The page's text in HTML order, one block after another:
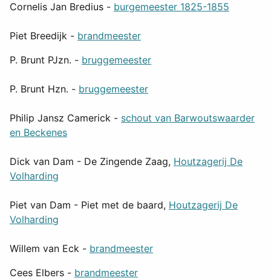
Cornelis Jan Bredius - burgemeester 1825-1855
Piet Breedijk - brandmeester
P. Brunt PJzn. - bruggemeester
P. Brunt Hzn. - bruggemeester
Philip Jansz Camerick - schout van Barwoutswaarder
en Beckenes
Dick van Dam - De Zingende Zaag, Houtzagerij De
Volharding
Piet van Dam - Piet met de baard, Houtzagerij De
Volharding
Willem van Eck - brandmeester
Cees Elbers - brandmeester